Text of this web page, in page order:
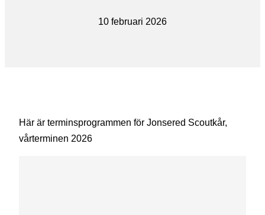
10 februari 2026
Här är terminsprogrammen för Jonsered Scoutkår,
vårterminen 2026